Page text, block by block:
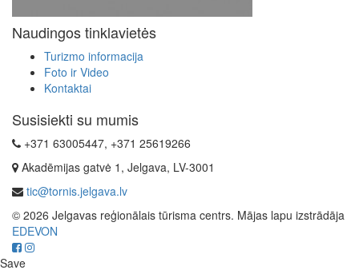
Naudingos tinklavietės
Turizmo informacija
Foto ir Video
Kontaktai
Susisiekti su mumis
+371 63005447, +371 25619266
Akadēmijas gatvė 1, Jelgava, LV-3001
tic@tornis.jelgava.lv
© 2026 Jelgavas reģionālais tūrisma centrs. Mājas lapu izstrādāja
EDEVON
Save